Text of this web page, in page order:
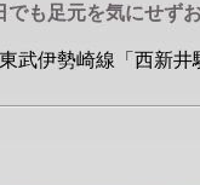
も足元を気にせずお
伊勢崎線「西新